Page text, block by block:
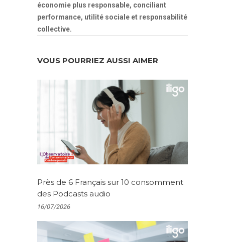
économie plus responsable, conciliant
performance, utilité sociale et responsabilité
collective.
VOUS POURRIEZ AUSSI AIMER
Près de 6 Français sur 10 consomment
des Podcasts audio
16/07/2026